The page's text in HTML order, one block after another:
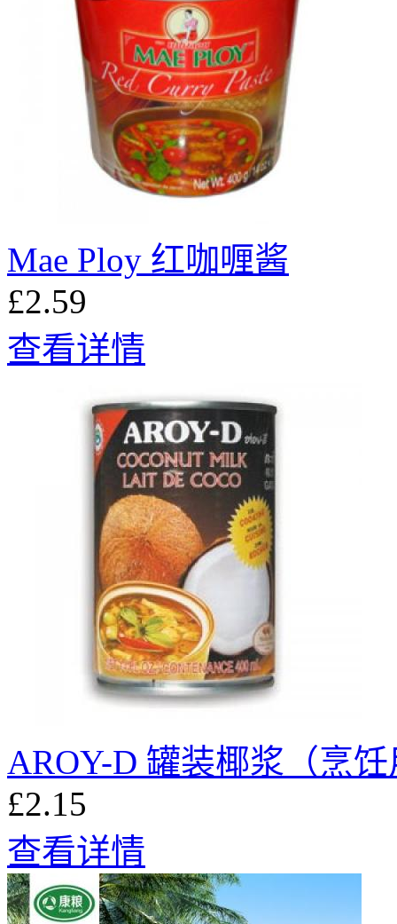
Mae Ploy 红咖喱酱
£2.59
查看详情
AROY-D 罐装椰浆（烹
£2.15
查看详情